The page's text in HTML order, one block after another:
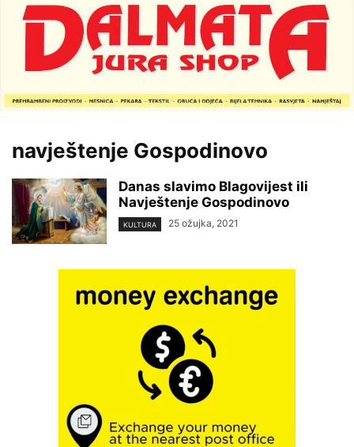
navještenje Gospodinovo
Danas slavimo Blagovijest ili
Navještenje Gospodinovo
KULTURA 25 ožujka, 2021